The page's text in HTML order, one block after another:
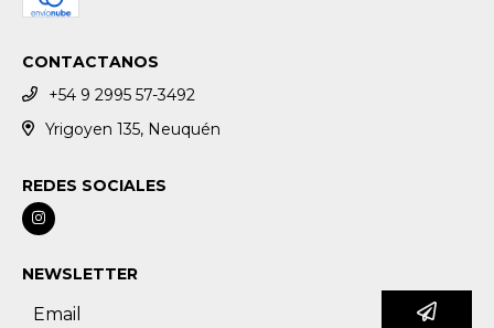
CONTACTANOS
+54 9 2995 57-3492
Yrigoyen 135, Neuquén
REDES SOCIALES
NEWSLETTER